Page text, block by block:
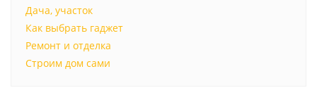
Дача, участок
Как выбрать гаджет
Ремонт и отделка
Строим дом сами